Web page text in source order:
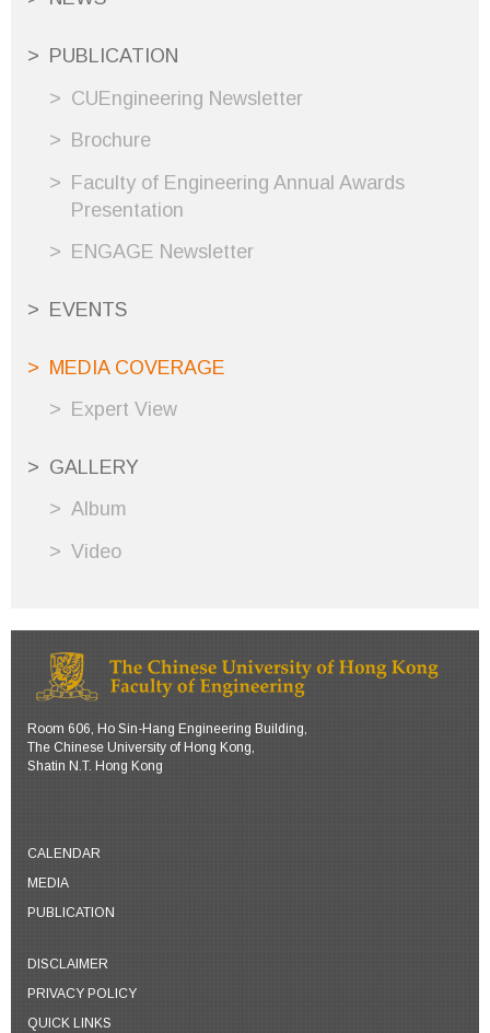
PUBLICATION
CUEngineering Newsletter
Brochure
Faculty of Engineering Annual Awards
Presentation
ENGAGE Newsletter
EVENTS
MEDIA COVERAGE
Expert View
GALLERY
Album
Video
Room 606, Ho Sin-Hang Engineering Building,
The Chinese University of Hong Kong,
Shatin N.T. Hong Kong
CALENDAR
MEDIA
PUBLICATION
DISCLAIMER
PRIVACY POLICY
QUICK LINKS